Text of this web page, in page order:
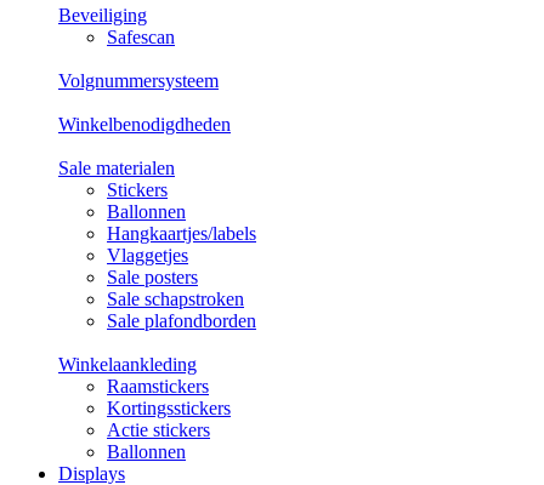
Beveiliging
Safescan
Volgnummersysteem
Winkelbenodigdheden
Sale materialen
Stickers
Ballonnen
Hangkaartjes/labels
Vlaggetjes
Sale posters
Sale schapstroken
Sale plafondborden
Winkelaankleding
Raamstickers
Kortingsstickers
Actie stickers
Ballonnen
Displays